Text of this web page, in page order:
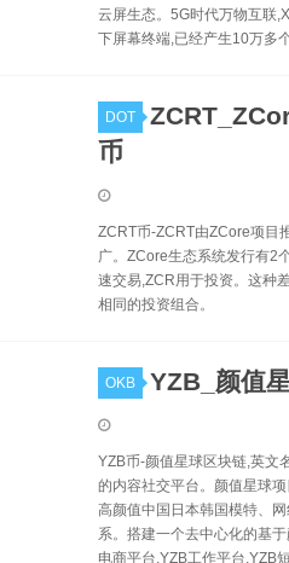
云屏生态。5G时代万物互联
下屏幕终端,已经产生10万多
DOT
币
ZCRT币-ZCRT由ZCore项目
广。ZCore生态系统发行有2
速交易,ZCR用于投资。这种
相同的投资组合。
OKB YZB_颜值
YZB币-颜值星球区块链,英文
的内容社交平台。颜值星球
高颜值中国日本韩国模特、
系。搭建一个去中心化的基
电商平台,YZB工作平台,YZB